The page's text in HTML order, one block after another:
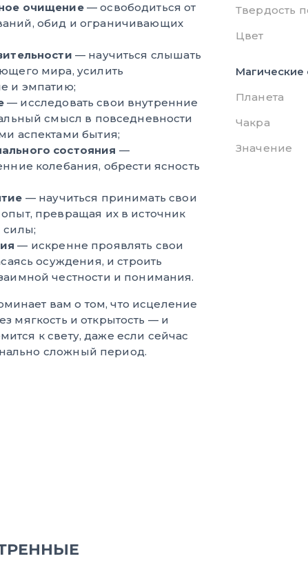
очищение— освободиться от
обид и ограничивающих
— научиться слышать
мира, усилить
и эмпатию;
— исследовать свои внутренние
смысл в повседневности
аспектами бытия;
состояния —
колебания, обрести ясность
— научиться принимать свои
превращая их в источник
силы;
— искренне проявлять свои
осуждения, и строить
честности и понимания.
вам о том, что исцеление
мягкость и открытость — и
к свету, даже если сейчас
сложный период.
Твердость
Цвет
Магические
Планета
Чакра
Значение